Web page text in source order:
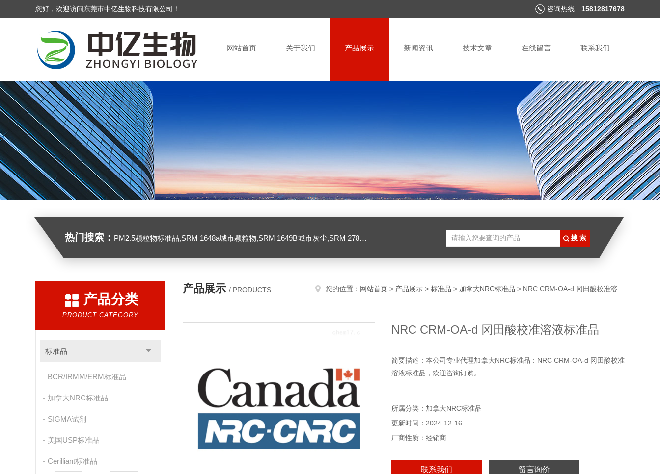
您好，欢迎访问东莞市中亿生物科技有限公司！ 咨询热线： 15812817678
网站首页 关于我们 产品展示 新闻资讯 技术文章 在线留言 联系我们
热门搜索： PM2.5颗粒物标准品,SRM 1648a城市颗粒物,SRM 1649B城市灰尘,SRM 2786大气颗粒物,美国NIST标准品
产品分类
PRODUCT CATEGORY
标准品
BCR/IRMM/ERM标准品
加拿大NRC标准品
SIGMA试剂
美国USP标准品
Cerilliant标准品
产品展示 / PRODUCTS 您的位置： 网站首页 > 产品展示 > 标准品 > 加拿大NRC标准品 > NRC CRM-OA-d 冈田酸校准溶液标准品
NRC CRM-OA-d 冈田酸校准溶液标准品
简要描述：本公司专业代理加拿大NRC标准品：NRC CRM-OA-d 冈田酸校准
溶液标准品，欢迎咨询订购。
所属分类：加拿大NRC标准品
更新时间：2024-12-16
厂商性质：经销商
联系我们 留言询价